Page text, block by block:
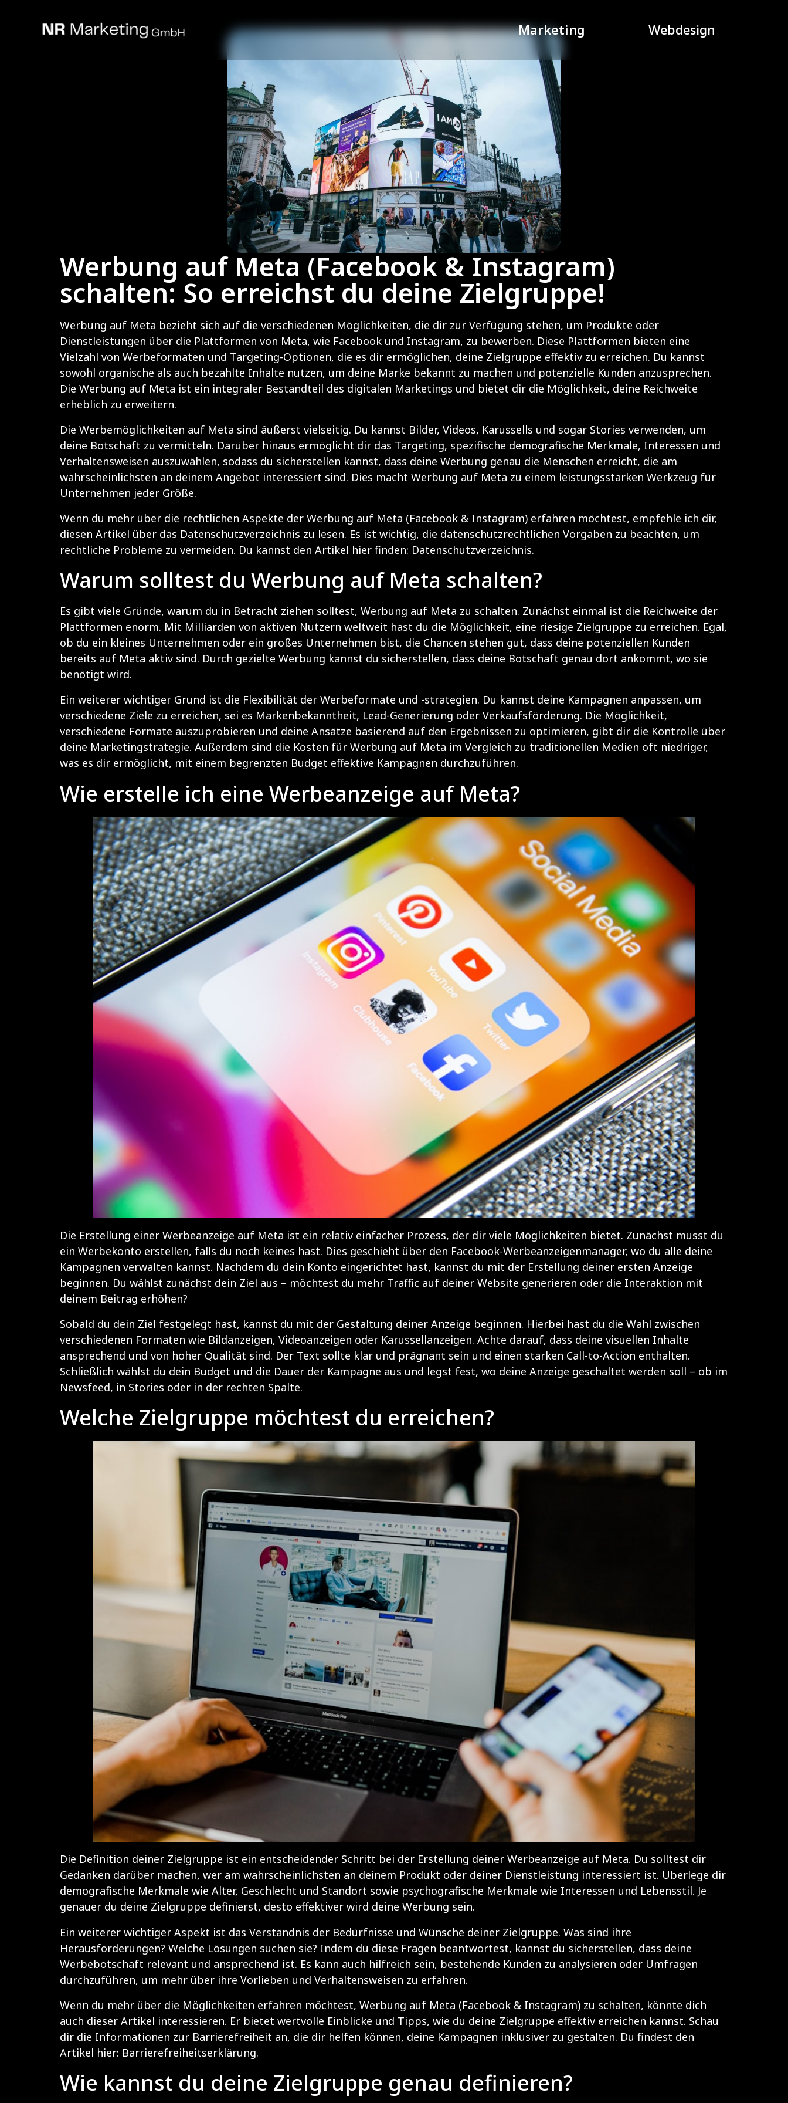
Marketing Webdesign
Werbung auf Meta (Facebook & Instagram)
schalten: So erreichst du deine Zielgruppe!
Werbung auf Meta bezieht sich auf die verschiedenen Möglichkeiten, die dir zur Verfügung stehen, um Produkte oder
Dienstleistungen über die Plattformen von Meta, wie Facebook und Instagram, zu bewerben. Diese Plattformen bieten eine
Vielzahl von Werbeformaten und Targeting-Optionen, die es dir ermöglichen, deine Zielgruppe effektiv zu erreichen. Du kannst
sowohl organische als auch bezahlte Inhalte nutzen, um deine Marke bekannt zu machen und potenzielle Kunden anzusprechen.
Die Werbung auf Meta ist ein integraler Bestandteil des digitalen Marketings und bietet dir die Möglichkeit, deine Reichweite
erheblich zu erweitern.
Die Werbemöglichkeiten auf Meta sind äußerst vielseitig. Du kannst Bilder, Videos, Karussells und sogar Stories verwenden, um
deine Botschaft zu vermitteln. Darüber hinaus ermöglicht dir das Targeting, spezifische demografische Merkmale, Interessen und
Verhaltensweisen auszuwählen, sodass du sicherstellen kannst, dass deine Werbung genau die Menschen erreicht, die am
wahrscheinlichsten an deinem Angebot interessiert sind. Dies macht Werbung auf Meta zu einem leistungsstarken Werkzeug für
Unternehmen jeder Größe.
Wenn du mehr über die rechtlichen Aspekte der Werbung auf Meta (Facebook & Instagram) erfahren möchtest, empfehle ich dir,
diesen Artikel über das Datenschutzverzeichnis zu lesen. Es ist wichtig, die datenschutzrechtlichen Vorgaben zu beachten, um
rechtliche Probleme zu vermeiden. Du kannst den Artikel hier finden: Datenschutzverzeichnis.
Warum solltest du Werbung auf Meta schalten?
Es gibt viele Gründe, warum du in Betracht ziehen solltest, Werbung auf Meta zu schalten. Zunächst einmal ist die Reichweite der
Plattformen enorm. Mit Milliarden von aktiven Nutzern weltweit hast du die Möglichkeit, eine riesige Zielgruppe zu erreichen. Egal,
ob du ein kleines Unternehmen oder ein großes Unternehmen bist, die Chancen stehen gut, dass deine potenziellen Kunden
bereits auf Meta aktiv sind. Durch gezielte Werbung kannst du sicherstellen, dass deine Botschaft genau dort ankommt, wo sie
benötigt wird.
Ein weiterer wichtiger Grund ist die Flexibilität der Werbeformate und -strategien. Du kannst deine Kampagnen anpassen, um
verschiedene Ziele zu erreichen, sei es Markenbekanntheit, Lead-Generierung oder Verkaufsförderung. Die Möglichkeit,
verschiedene Formate auszuprobieren und deine Ansätze basierend auf den Ergebnissen zu optimieren, gibt dir die Kontrolle über
deine Marketingstrategie. Außerdem sind die Kosten für Werbung auf Meta im Vergleich zu traditionellen Medien oft niedriger,
was es dir ermöglicht, mit einem begrenzten Budget effektive Kampagnen durchzuführen.
Wie erstelle ich eine Werbeanzeige auf Meta?
Die Erstellung einer Werbeanzeige auf Meta ist ein relativ einfacher Prozess, der dir viele Möglichkeiten bietet. Zunächst musst du
ein Werbekonto erstellen, falls du noch keines hast. Dies geschieht über den Facebook-Werbeanzeigenmanager, wo du alle deine
Kampagnen verwalten kannst. Nachdem du dein Konto eingerichtet hast, kannst du mit der Erstellung deiner ersten Anzeige
beginnen. Du wählst zunächst dein Ziel aus – möchtest du mehr Traffic auf deiner Website generieren oder die Interaktion mit
deinem Beitrag erhöhen?
Sobald du dein Ziel festgelegt hast, kannst du mit der Gestaltung deiner Anzeige beginnen. Hierbei hast du die Wahl zwischen
verschiedenen Formaten wie Bildanzeigen, Videoanzeigen oder Karussellanzeigen. Achte darauf, dass deine visuellen Inhalte
ansprechend und von hoher Qualität sind. Der Text sollte klar und prägnant sein und einen starken Call-to-Action enthalten.
Schließlich wählst du dein Budget und die Dauer der Kampagne aus und legst fest, wo deine Anzeige geschaltet werden soll – ob im
Newsfeed, in Stories oder in der rechten Spalte.
Welche Zielgruppe möchtest du erreichen?
Die Definition deiner Zielgruppe ist ein entscheidender Schritt bei der Erstellung deiner Werbeanzeige auf Meta. Du solltest dir
Gedanken darüber machen, wer am wahrscheinlichsten an deinem Produkt oder deiner Dienstleistung interessiert ist. Überlege dir
demografische Merkmale wie Alter, Geschlecht und Standort sowie psychografische Merkmale wie Interessen und Lebensstil. Je
genauer du deine Zielgruppe definierst, desto effektiver wird deine Werbung sein.
Ein weiterer wichtiger Aspekt ist das Verständnis der Bedürfnisse und Wünsche deiner Zielgruppe. Was sind ihre
Herausforderungen? Welche Lösungen suchen sie? Indem du diese Fragen beantwortest, kannst du sicherstellen, dass deine
Werbebotschaft relevant und ansprechend ist. Es kann auch hilfreich sein, bestehende Kunden zu analysieren oder Umfragen
durchzuführen, um mehr über ihre Vorlieben und Verhaltensweisen zu erfahren.
Wenn du mehr über die Möglichkeiten erfahren möchtest, Werbung auf Meta (Facebook & Instagram) zu schalten, könnte dich
auch dieser Artikel interessieren. Er bietet wertvolle Einblicke und Tipps, wie du deine Zielgruppe effektiv erreichen kannst. Schau
dir die Informationen zur Barrierefreiheit an, die dir helfen können, deine Kampagnen inklusiver zu gestalten. Du findest den
Artikel hier: Barrierefreiheitserklärung.
Wie kannst du deine Zielgruppe genau definieren?